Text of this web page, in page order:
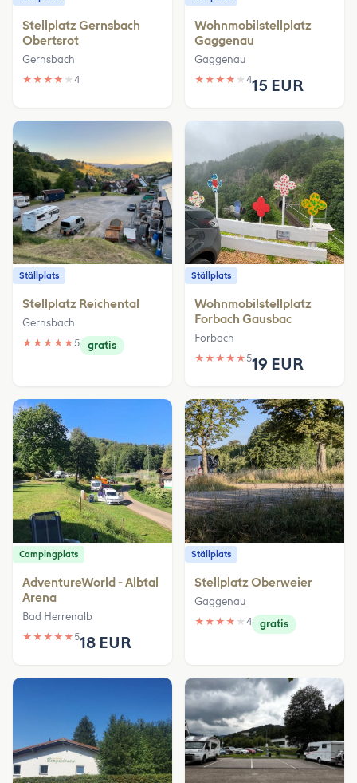
Stellplatz Gernsbach
Obertsrot
Gernsbach
★ ★ ★ ★ ★ 4
Wohnmobilstellplatz
Gaggenau
Gaggenau
★ ★ ★ ★ ★ 415 EUR
Ställplats
Stellplatz Reichental
Gernsbach
★ ★ ★ ★ ★5 gratis
Ställplats
Wohnmobilstellplatz
Forbach Gausbac
Forbach
★ ★ ★ ★ ★519 EUR
Campingplats
AdventureWorld - Albtal
Arena
Bad Herrenalb
★ ★ ★ ★ ★518 EUR
Ställplats
Stellplatz Oberweier
Gaggenau
★ ★ ★ ★ ★ 4 gratis